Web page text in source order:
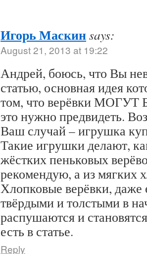
Игорь Маскинsays:
August 21, 2013 at 19:22
Андрей, боюсь, что Вы
статью, основная идея
том, что верёвки
это нужно предвидеть.
Ваш случай – игрушка
Такие игрушки делают,
жёстких пеньковых
рекомендую, а из мягких
Хлопковые верёвки, даже
твёрдыми и толстыми в
распушаются и
есть в статье.
Reply